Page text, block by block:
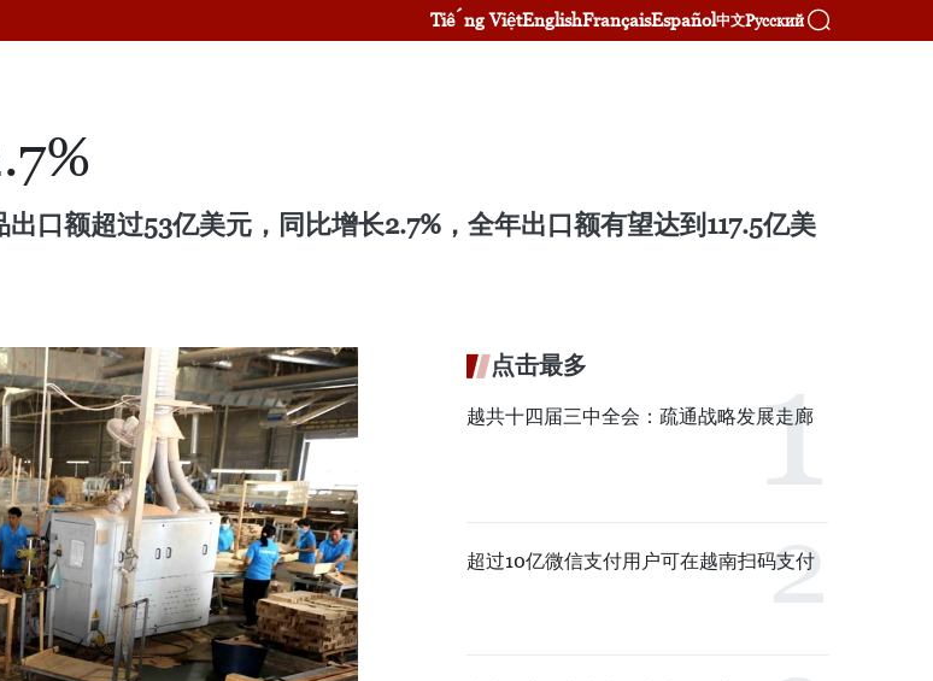
Tiếng ViệtEnglishFrançaisEspañol中文Русский
口额超过53亿美元，同比增长2.7%，全年出口额有望达到117.5亿美
点击最多
越共十四届三中全会：疏通战略发展走廊
超过10亿微信支付用户可在越南扫码支付